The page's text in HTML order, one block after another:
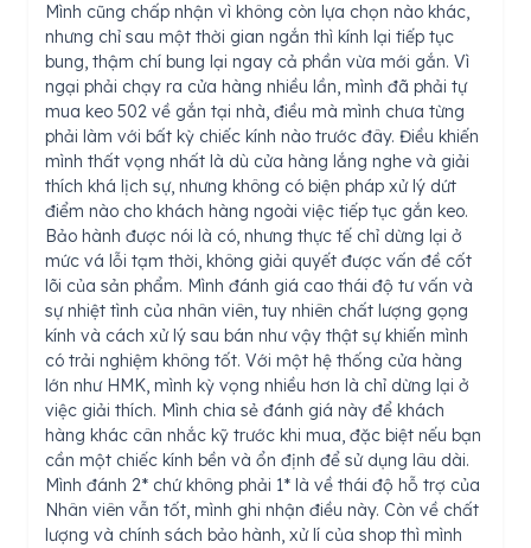
Mình cũng chấp nhận vì không còn lựa chọn nào khác,
nhưng chỉ sau một thời gian ngắn thì kính lại tiếp tục
bung, thậm chí bung lại ngay cả phần vừa mới gắn. Vì
ngại phải chạy ra cửa hàng nhiều lần, mình đã phải tự
mua keo 502 về gắn tại nhà, điều mà mình chưa từng
phải làm với bất kỳ chiếc kính nào trước đây. Điều khiến
mình thất vọng nhất là dù cửa hàng lắng nghe và giải
thích khá lịch sự, nhưng không có biện pháp xử lý dứt
điểm nào cho khách hàng ngoài việc tiếp tục gắn keo.
Bảo hành được nói là có, nhưng thực tế chỉ dừng lại ở
mức vá lỗi tạm thời, không giải quyết được vấn đề cốt
lõi của sản phẩm. Mình đánh giá cao thái độ tư vấn và
sự nhiệt tình của nhân viên, tuy nhiên chất lượng gọng
kính và cách xử lý sau bán như vậy thật sự khiến mình
có trải nghiệm không tốt. Với một hệ thống cửa hàng
lớn như HMK, mình kỳ vọng nhiều hơn là chỉ dừng lại ở
việc giải thích. Mình chia sẻ đánh giá này để khách
hàng khác cân nhắc kỹ trước khi mua, đặc biệt nếu bạn
cần một chiếc kính bền và ổn định để sử dụng lâu dài.
Mình đánh 2* chứ không phải 1* là về thái độ hỗ trợ của
Nhân viên vẫn tốt, mình ghi nhận điều này. Còn về chất
lượng và chính sách bảo hành, xử lí của shop thì mình